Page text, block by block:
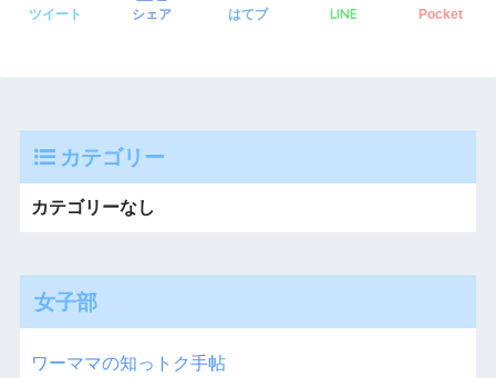
ツイート シェア はてブ LINE Pocket
カテゴリー
カテゴリーなし
女子部
ワーママの知っトク手帖